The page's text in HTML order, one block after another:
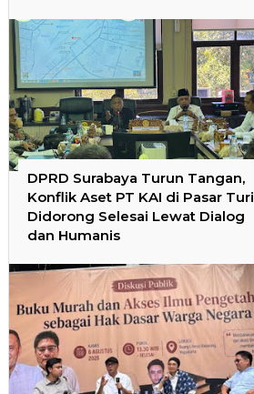
DPRD Surabaya Turun Tangan,
Konflik Aset PT KAI di Pasar Turi
Didorong Selesai Lewat Dialog
dan Humanis